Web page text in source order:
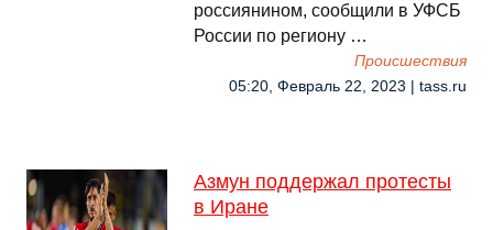
россиянином, сообщили в УФСБ
России по региону …
Происшествия
05:20, Февраль 22, 2023 | tass.ru
Азмун поддержал протесты
в Иране